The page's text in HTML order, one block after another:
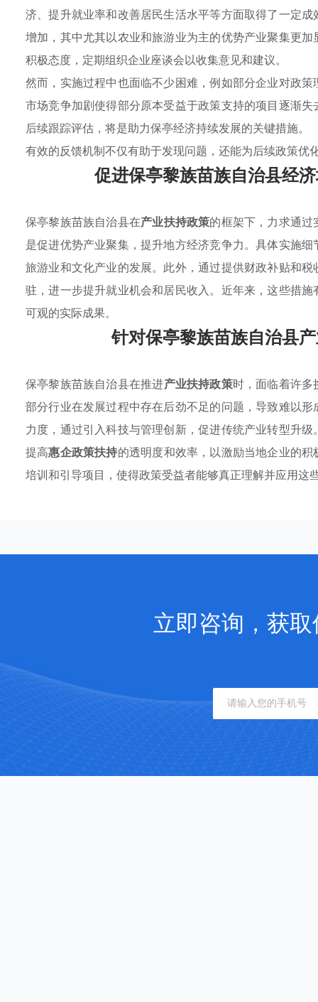
济、提升就业率和改善居民生活水平等方面取得了一定
增加，其中尤其以农业和旅游业为主的优势产业聚集更
积极态度，定期组织企业座谈会以收集意见和建议。
然而，实施过程中也面临不少困难，例如部分企业对政
市场竞争加剧使得部分原本受益于政策支持的项目逐渐
后续跟踪评估，将是助力保亭经济持续发展的关键措施。
有效的反馈机制不仅有助于发现问题，还能为后续政策优
促进保亭黎族苗族自治县经
保亭黎族苗族自治县在产业扶持政策的框架下，力求通过
是促进优势产业聚集，提升地方经济竞争力。具体实施
旅游业和文化产业的发展。此外，通过提供财政补贴和税
驻，进一步提升就业机会和居民收入。近年来，这些措
可观的实际成果。
针对保亭黎族苗族自治县
保亭黎族苗族自治县在推进产业扶持政策时，面临着许多
部分行业在发展过程中存在后劲不足的问题，导致难以
力度，通过引入科技与管理创新，促进传统产业转型升
提高惠企政策扶持的透明度和效率，以激励当地企业的
培训和引导项目，使得政策受益者能够真正理解并应用这
立即咨询，获